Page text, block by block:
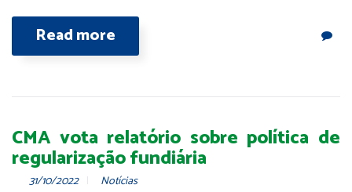
Read more
CMA vota relatório sobre política de
regularização fundiária
31/10/2022 Notícias